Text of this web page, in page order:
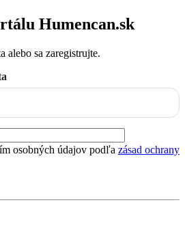
Humencan.sk
alebo sa zaregistrujte.
osobných údajov podľa zásad ochrany